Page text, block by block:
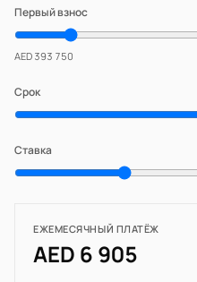
Первый взнос
AED 393 750
Срок
Ставка
ЕЖЕМЕСЯЧНЫЙ ПЛАТЁЖ
AED 6 905